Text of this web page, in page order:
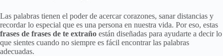
Las palabras tienen el poder de acercar corazones, sanar distancias y
recordar lo especial que es una persona en nuestra vida. Por eso, estas
frases de frases de te extraño están diseñadas para ayudarte a decir lo
que sientes cuando no siempre es fácil encontrar las palabras
adecuadas.